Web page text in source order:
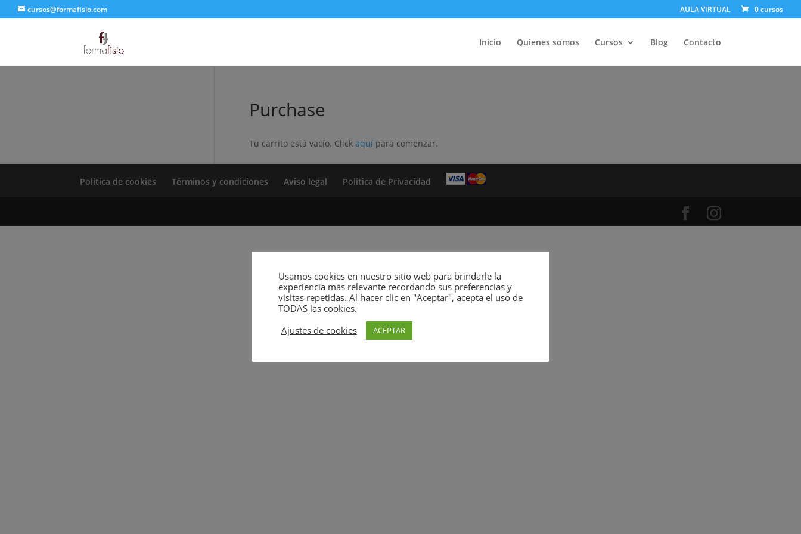
cursos@formafisio.com AULA VIRTUAL 0 cursos
Inicio Quienes somos Cursos Blog Contacto
Purchase
Tu carrito está vacío. Click aquípara comenzar.
Politica de cookies Términos y condiciones Aviso legal Politica de Privacidad
Usamos cookies en nuestro sitio web para brindarle la
experiencia más relevante recordando sus preferencias y
visitas repetidas. Al hacer clic en "Aceptar", acepta el uso de
TODAS las cookies.
Ajustes de cookies
ACEPTAR